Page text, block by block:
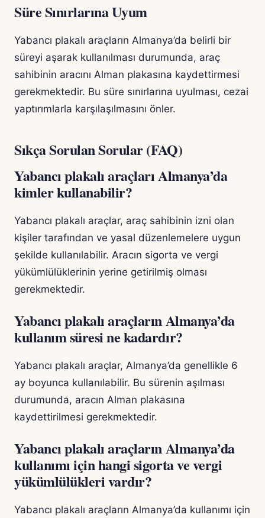
Süre Sınırlarına Uyum
Yabancı plakalı araçların Almanya’da belirli bir
süreyi aşarak kullanılması durumunda, araç
sahibinin aracını Alman plakasına kaydettirmesi
gerekmektedir. Bu süre sınırlarına uyulması, cezai
yaptırımlarla karşılaşılmasını önler.
Sıkça Sorulan Sorular (FAQ)
Yabancı plakalı araçları Almanya’da
kimler kullanabilir?
Yabancı plakalı araçlar, araç sahibinin izni olan
kişiler tarafından ve yasal düzenlemelere uygun
şekilde kullanılabilir. Aracın sigorta ve vergi
yükümlülüklerinin yerine getirilmiş olması
gerekmektedir.
Yabancı plakalı araçların Almanya’da
kullanım süresi ne kadardır?
Yabancı plakalı araçlar, Almanya’da genellikle 6
ay boyunca kullanılabilir. Bu sürenin aşılması
durumunda, aracın Alman plakasına
kaydettirilmesi gerekmektedir.
Yabancı plakalı araçların Almanya’da
kullanımı için hangi sigorta ve vergi
yükümlülükleri vardır?
Yabancı plakalı araçların Almanya’da kullanımı için